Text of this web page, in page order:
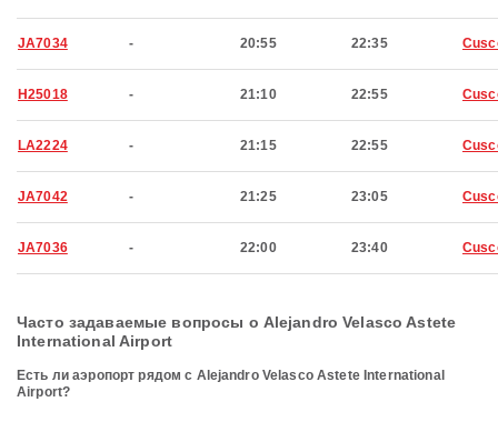
JA7034 - 20:55 22:35
H25018 - 21:10 22:55
LA2224 - 21:15 22:55
JA7042 - 21:25 23:05
JA7036 - 22:00 23:40
Часто задаваемые вопросы о Alejandro Velasco Astete
International Airport
Есть ли аэропорт рядом с Alejandro Velasco Astete International
Airport?